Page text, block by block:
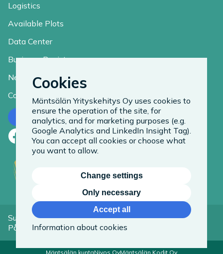
Logistics
Available Plots
Data Center
Business Register
News
Contact
Contact us
Facebook
LinkedIn
Instagram
Suomeksi
På Svenska
Mäntsälän kuntaNivos OyMäntsälän Kodit Oy
Cookies
Mäntsälän Yrityskehitys Oy uses cookies to
ensure the operation of the site, for
analytics, and for marketing purposes (e.g.
Google Analytics and LinkedIn Insight Tag).
You can accept all cookies or choose what
you want to allow.
Change settings
Only necessary
Accept all
Information about cookies